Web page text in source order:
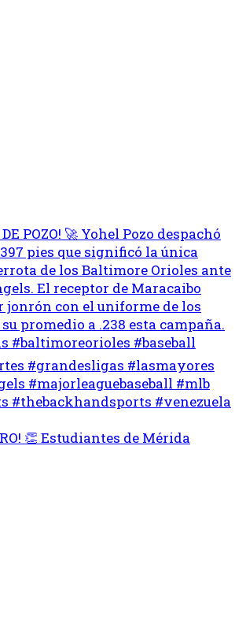
👏 Estudiantes de Mérida